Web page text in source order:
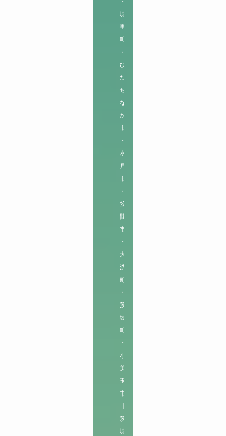
・
城
里
町
・
ひ
た
ち
な
か
市
・
水
戸
市
・
笠
間
市
・
大
洗
町
・
茨
城
町
・
小
美
玉
市
茨
城